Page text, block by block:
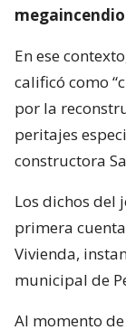
En ese
calificó como
por la
peritajes
constructora
Los dichos del
primera
Vivienda,
municipal de
Al momento